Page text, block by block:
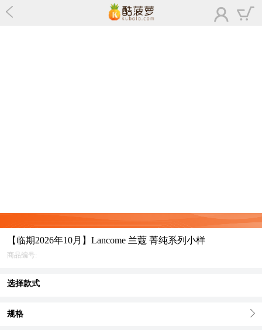
【临期2026年10月】Lancome 兰蔻 菁纯系列小样
商品编号:
选择款式
规格